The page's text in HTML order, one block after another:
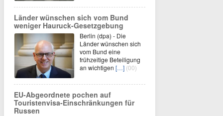
Länder wünschen sich vom Bund
weniger Hauruck-Gesetzgebung
Berlin (dpa) - Die
Länder wünschen sich
vom Bund eine
frühzeitige Beteiligung
an wichtigen […] (00)
EU-Abgeordnete pochen auf
Touristenvisa-Einschränkungen für
Russen